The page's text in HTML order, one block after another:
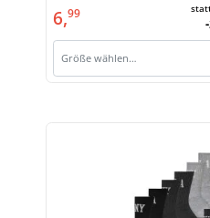
6,99
Größe wählen…